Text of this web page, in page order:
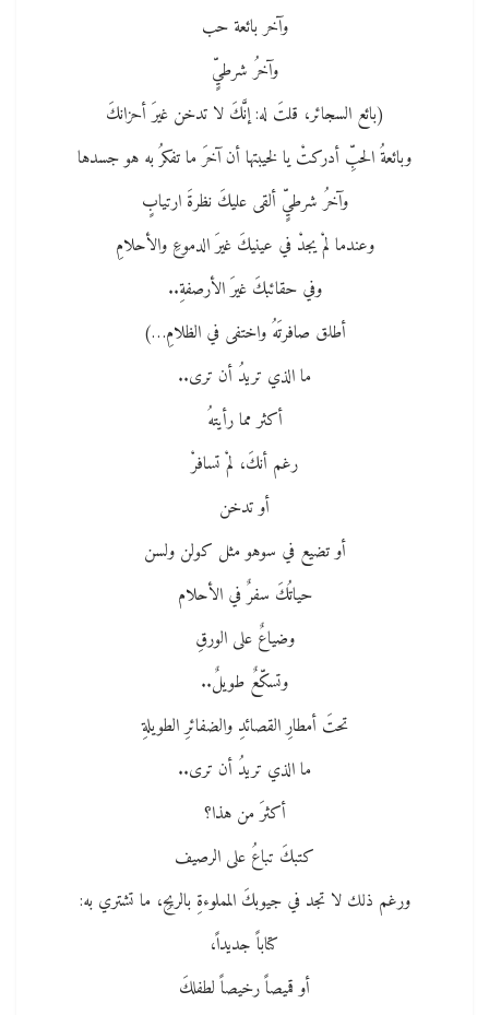
وآخر بائعة حب
وآخرُ شرطيٍّ
(بائع السجائر، قلتَ له: إنَّكَ لا تدخن غيرَ أحزانكَ
وبائعةُ الحبِّ أدركتْ يا لخيبتها أن آخرَ ما تفكرُ به هو جسدها
وآخرُ شرطيٍّ ألقى عليكَ نظرةَ ارتيابٍ
وعندما لمْ يجدْ في عينيكَ غيرَ الدموعِ والأحلامِ
وفي حقائبكَ غيرَ الأرصفةِ..
أطلق صافرتَهُ واختفى في الظلامِ…)
ما الذي تريدُ أن ترى..
أكثر مما رأيتهُ
رغم أنكَ، لمْ تسافرْ
أو تدخن
أو تضيع في سوهو مثل كولن ولسن
حياتُكَ سفرٌ في الأحلام
وضياعٌ على الورقِ
وتسكّعٌ طويلٌ..
تحتَ أمطارِ القصائدِ والضفائرِ الطويلةِ
ما الذي تريدُ أن ترى..
أكثرَ من هذا؟
كتبكَ تباعُ على الرصيف
ورغم ذلك لا تجد في جيوبكَ المملوءةِ بالريحِ، ما تشتري به:
كتاباً جديداً،
أو قميصاً رخيصاً لطفلكَ